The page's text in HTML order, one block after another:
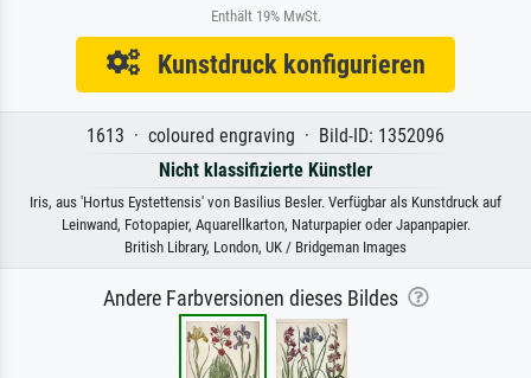
Enthält 19% MwSt.
Kunstdruck konfigurieren
1613 · coloured engraving · Bild-ID: 1352096
Nicht klassifizierte Künstler
Iris, aus 'Hortus Eystettensis' von Basilius Besler. Verfügbar als Kunstdruck auf
Leinwand, Fotopapier, Aquarellkarton, Naturpapier oder Japanpapier.
British Library, London, UK / Bridgeman Images
Andere Farbversionen dieses Bildes